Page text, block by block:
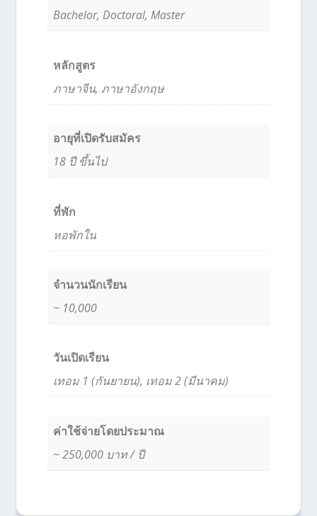
Bachelor, Doctoral, Master
หลักสูตร
ภาษาจีน, ภาษาอังกฤษ
อายุที่เปิดรับสมัคร
18 ปี ขึ้นไป
ที่พัก
หอพักใน
จำนวนนักเรียน
~ 10,000
วันเปิดเรียน
เทอม 1 (กันยายน), เทอม 2 (มีนาคม)
ค่าใช้จ่ายโดยประมาณ
~ 250,000 บาท / ปี